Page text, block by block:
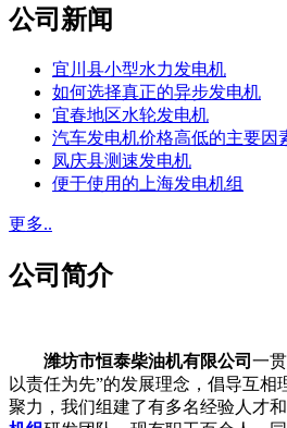
公司新闻
宜川县小型水力发电机
如何选择真正的异步发电机
宜春地区水轮发电机
汽车发电机价格高低的主要因
凤庆县测速发电机
便于使用的上海发电机组
更多..
公司简介
潍坊市恒泰柴油机有限公司 一
以责任为先”的发展理念，倡导互相
聚力，我们组建了有多名经验人才